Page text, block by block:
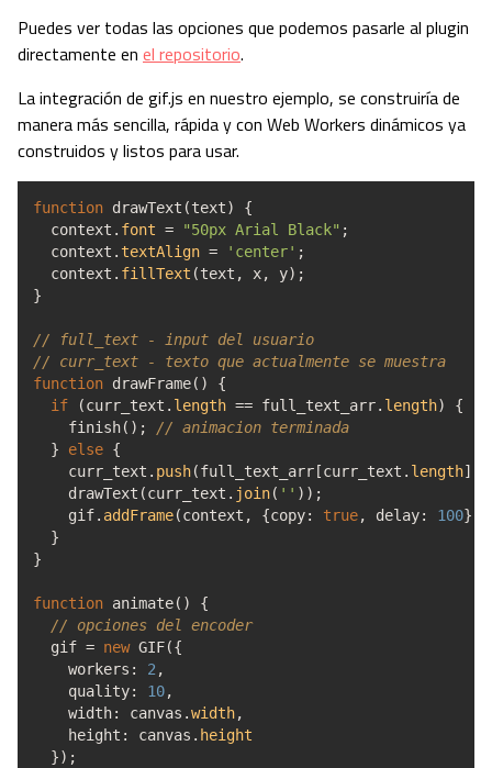
Puedes ver todas las opciones que podemos pasarle al plugin
directamente en el repositorio.
La integración de gif.js en nuestro ejemplo, se construiría de
manera más sencilla, rápida y con Web Workers dinámicos ya
construidos y listos para usar.
function drawText (text)
{
context. font = "50px Arial Black" ;
context. textAlign = 'center' ;
context. fillText (text , x, y) ;
}
// full_text - input del usuario
// curr_text - texto que actualmente se muestra
function drawFrame( )
{
if
(curr_text. length == full_text_arr. length)
{
finish( ) ;
// animacion terminada
}
else {
curr_text. push(full_text_arr [curr_text. length]
drawText (curr_text. join( '' ) ) ;
gif. addFrame(context , {copy: true, delay: 100}
}
}
function animate( )
{
// opciones del encoder
gif = newGIF({
workers : 2 ,
quality: 10,
width: canvas.width,
height : canvas. height
}) ;